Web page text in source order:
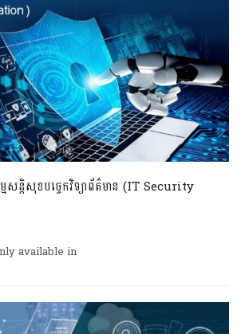
សន្តិសុខបច្ចេកវិទ្យាព័ត៌មាន (IT Security
available in